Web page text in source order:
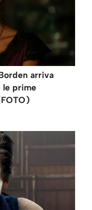
arriva
le prime